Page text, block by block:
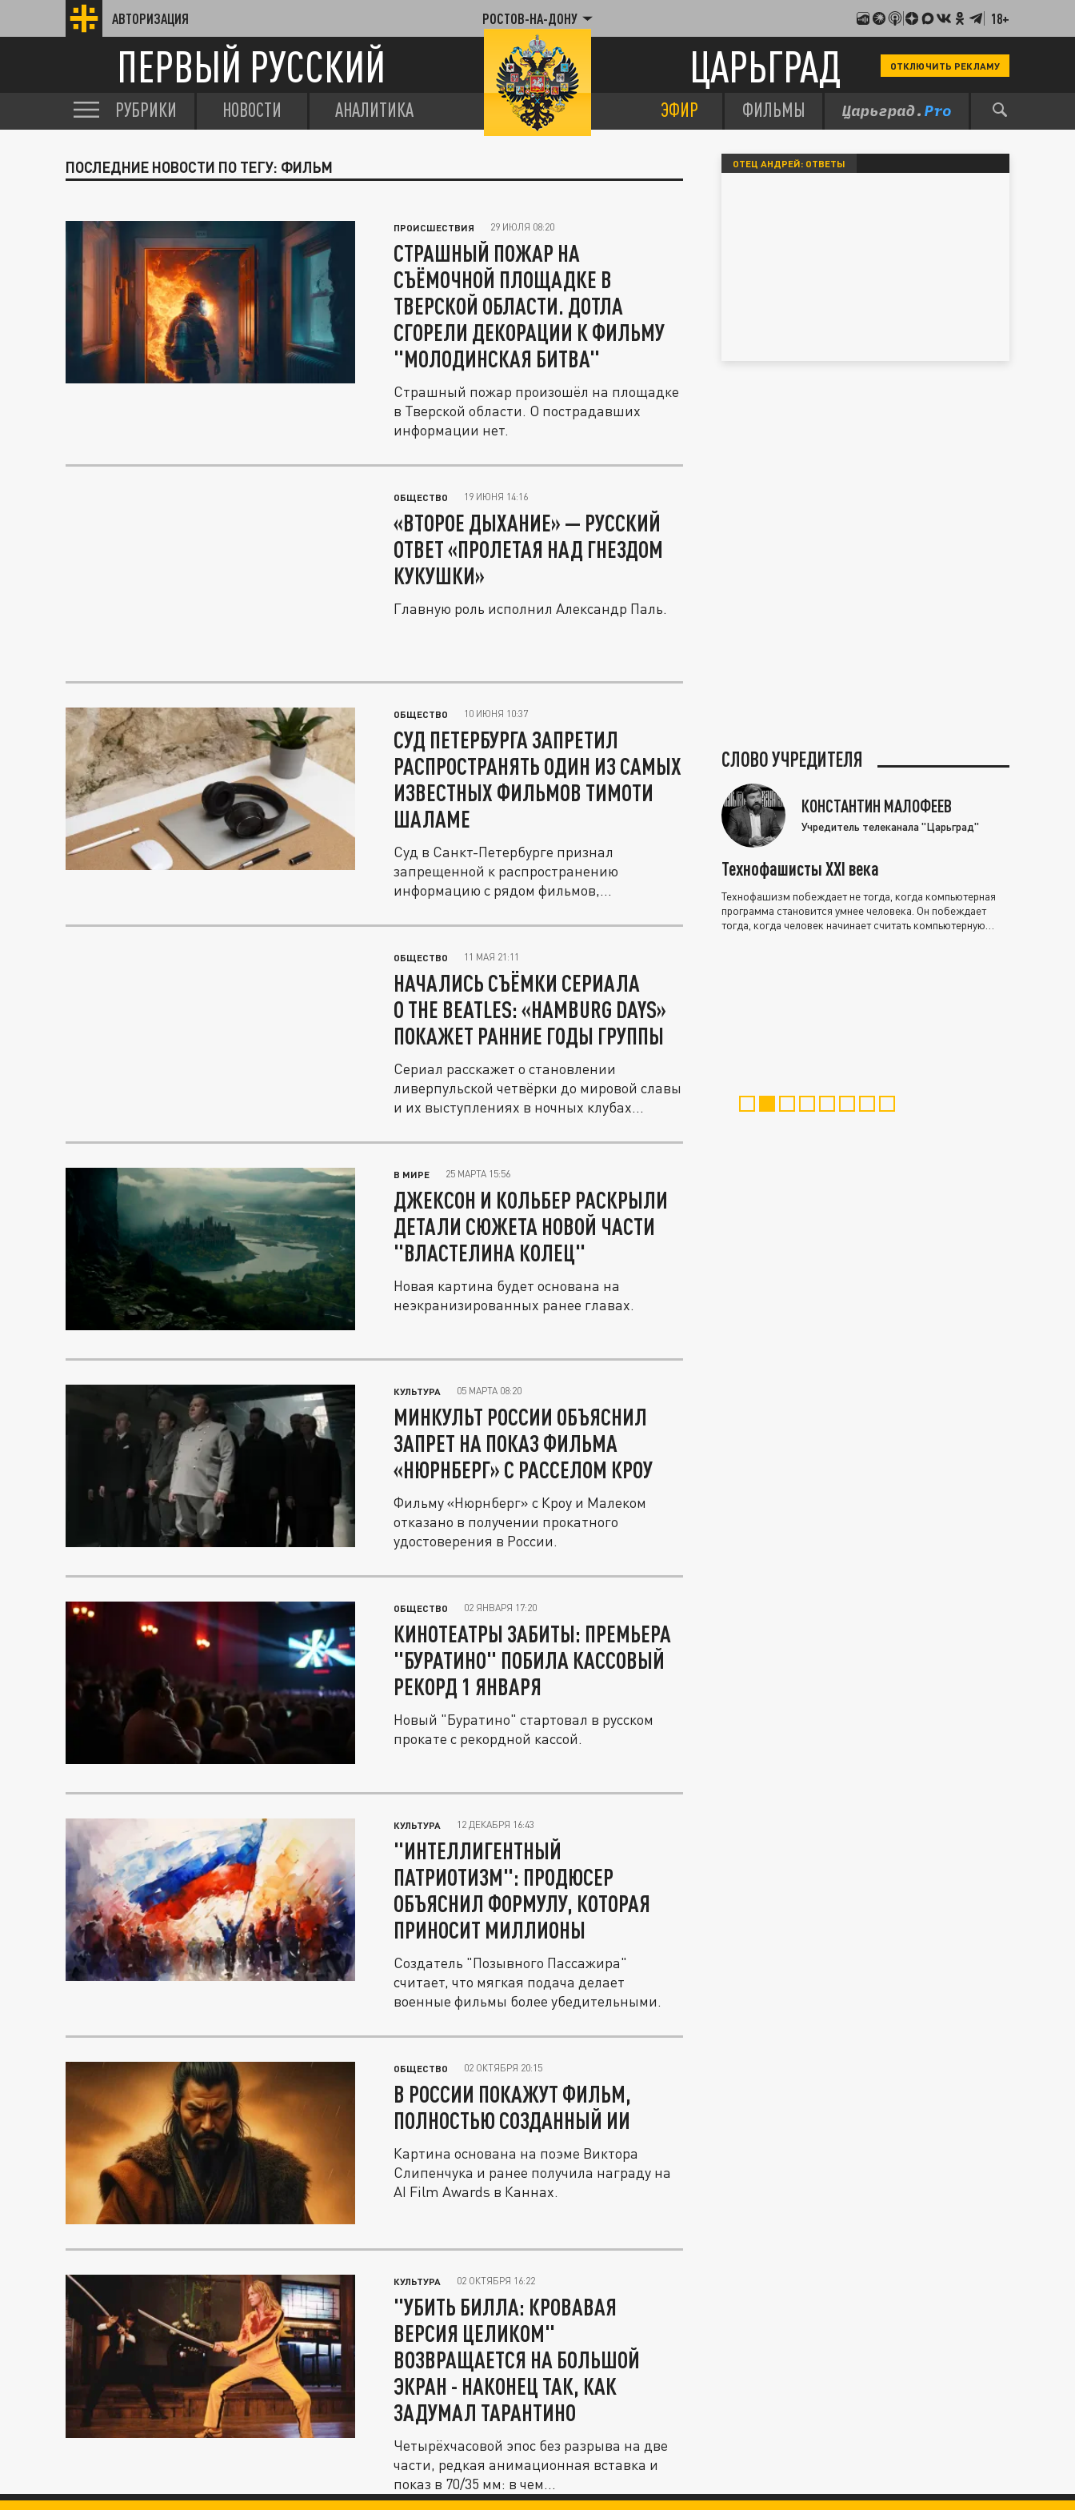
АВТОРИЗАЦИЯ РОСТОВ-НА-ДОНУ 18+
ПЕРВЫЙ РУССКИЙ ЦАРЬГРАД ОТКЛЮЧИТЬ РЕКЛАМУ
РУБРИКИ НОВОСТИ АНАЛИТИКА ЭФИР ФИЛЬМЫ
ПОСЛЕДНИЕ НОВОСТИ ПО ТЕГУ: ФИЛЬМ
ПРОИСШЕСТВИЯ 29 ИЮЛЯ 08:20
СТРАШНЫЙ ПОЖАР НА
СЪЁМОЧНОЙ ПЛОЩАДКЕ В
ТВЕРСКОЙ ОБЛАСТИ. ДОТЛА
СГОРЕЛИ ДЕКОРАЦИИ К ФИЛЬМУ
"МОЛОДИНСКАЯ БИТВА"
Страшный пожар произошёл на площадке
в Тверской области. О пострадавших
информации нет.
ОБЩЕСТВО 19 ИЮНЯ 14:16
«ВТОРОЕ ДЫХАНИЕ» — РУССКИЙ
ОТВЕТ «ПРОЛЕТАЯ НАД ГНЕЗДОМ
КУКУШКИ»
Главную роль исполнил Александр Паль.
ОБЩЕСТВО 10 ИЮНЯ 10:37
СУД ПЕТЕРБУРГА ЗАПРЕТИЛ
РАСПРОСТРАНЯТЬ ОДИН ИЗ САМЫХ
ИЗВЕСТНЫХ ФИЛЬМОВ ТИМОТИ
ШАЛАМЕ
Суд в Санкт-Петербурге признал
запрещенной к распространению
информацию с рядом фильмов,
ОБЩЕСТВО 11 МАЯ 21:11
НАЧАЛИСЬ СЪЁМКИ СЕРИАЛА
О THE BEATLES: «HAMBURG DAYS»
ПОКАЖЕТ РАННИЕ ГОДЫ ГРУППЫ
Сериал расскажет о становлении
ливерпульской четвёрки до мировой славы
и их выступлениях в ночных клубах...
В МИРЕ 25 МАРТА 15:56
ДЖЕКСОН И КОЛЬБЕР РАСКРЫЛИ
ДЕТАЛИ СЮЖЕТА НОВОЙ ЧАСТИ
"ВЛАСТЕЛИНА КОЛЕЦ"
Новая картина будет основана на
неэкранизированных ранее главах.
КУЛЬТУРА 05 МАРТА 08:20
МИНКУЛЬТ РОССИИ ОБЪЯСНИЛ
ЗАПРЕТ НА ПОКАЗ ФИЛЬМА
«НЮРНБЕРГ» С РАССЕЛОМ КРОУ
Фильму «Нюрнберг» с Кроу и Малеком
отказано в получении прокатного
удостоверения в России.
ОБЩЕСТВО 02 ЯНВАРЯ 17:20
КИНОТЕАТРЫ ЗАБИТЫ: ПРЕМЬЕРА
"БУРАТИНО" ПОБИЛА КАССОВЫЙ
РЕКОРД 1 ЯНВАРЯ
Новый "Буратино" стартовал в русском
прокате с рекордной кассой.
КУЛЬТУРА 12 ДЕКАБРЯ 16:43
"ИНТЕЛЛИГЕНТНЫЙ
ПАТРИОТИЗМ": ПРОДЮСЕР
ОБЪЯСНИЛ ФОРМУЛУ, КОТОРАЯ
ПРИНОСИТ МИЛЛИОНЫ
Создатель "Позывного Пассажира"
считает, что мягкая подача делает
военные фильмы более убедительными.
ОБЩЕСТВО 02 ОКТЯБРЯ 20:15
В РОССИИ ПОКАЖУТ ФИЛЬМ,
ПОЛНОСТЬЮ СОЗДАННЫЙ ИИ
Картина основана на поэме Виктора
Слипенчука и ранее получила награду на
AI Film Awards в Каннах.
КУЛЬТУРА 02 ОКТЯБРЯ 16:22
"УБИТЬ БИЛЛА: КРОВАВАЯ
ВЕРСИЯ ЦЕЛИКОМ"
ВОЗВРАЩАЕТСЯ НА БОЛЬШОЙ
ЭКРАН - НАКОНЕЦ ТАК, КАК
ЗАДУМАЛ ТАРАНТИНО
Четырёхчасовой эпос без разрыва на две
части, редкая анимационная вставка и
показ в 70/35 мм: в чем...
ОТЕЦ АНДРЕЙ: ОТВЕТЫ
СЛОВО УЧРЕДИТЕЛЯ
КОНСТАНТИН МАЛОФЕЕВ
Учредитель телеканала "Царьград"
Технофашисты XXI века
Технофашизм побеждает не тогда, когда компьютерная
программа становится умнее человека. Он побеждает
тогда, когда человек начинает считать компьютерную